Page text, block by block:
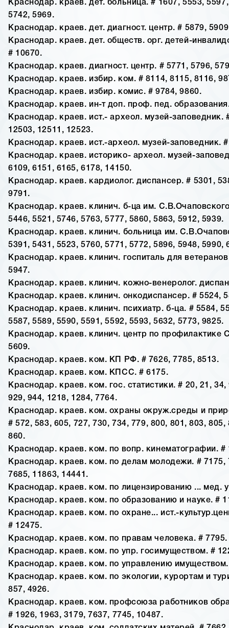
Краснодар. краев. дет. больница. # 1607, 5553,
5742, 5969.
Краснодар. краев. дет. диагност. центр. # 5879,
Краснодар. краев. дет. обществ. орг. детей-
# 10670.
Краснодар. краев. диагност. центр. # 5771, 5796,
Краснодар. краев. избир. ком. # 8114, 8115, 8116,
Краснодар. краев. избир. комис. # 9784, 9860.
Краснодар. краев. ин-т доп. проф. пед.
Краснодар. краев. ист.- археол. музей-заповедник.
12503, 12511, 12523.
Краснодар. краев. ист.-археол. музей-заповедник.
Краснодар. краев. историко- археол. музей-
6109, 6151, 6165, 6178, 14150.
Краснодар. краев. кардиолог. диспансер. # 5301,
9791.
Краснодар. краев. клинич. б-ца им.
5446, 5521, 5746, 5763, 5777, 5860, 5863, 5912, 5939.
Краснодар. краев. клинич. больница им.
5391, 5431, 5523, 5760, 5771, 5772, 5896, 5948, 5990,
Краснодар. краев. клинич. госпиталь для
5947.
Краснодар. краев. клинич. кожно-венеролог.
Краснодар. краев. клинич. онкодиспансер. # 5524,
Краснодар. краев. клинич. психиатр. б-ца. # 5584,
5587, 5589, 5590, 5591, 5592, 5593, 5632, 5773, 9825.
Краснодар. краев. клинич. центр по профилактике
5609.
Краснодар. краев. ком. КП РФ. # 7626, 7785, 8513.
Краснодар. краев. ком. КПСС. # 6175.
Краснодар. краев. ком. гос. статистики. # 20, 21, 34,
929, 944, 1218, 1284, 7764.
Краснодар. краев. ком. охраны окруж.среды и
# 572, 583, 605, 727, 730, 734, 779, 800, 801, 803, 805,
860.
Краснодар. краев. ком. по вопр. кинематографии. #
Краснодар. краев. ком. по делам молодежи. # 7175,
7685, 11863, 14441.
Краснодар. краев. ком. по лицензированию ... мед.
Краснодар. краев. ком. по образованию и науке. #
Краснодар. краев. ком. по охране... ист.-
# 12475.
Краснодар. краев. ком. по правам человека. # 7795.
Краснодар. краев. ком. по упр. госимуществом. #
Краснодар. краев. ком. по управлению
Краснодар. краев. ком. по экологии, курортам и
857, 4926.
Краснодар. краев. ком. профсоюза работников
# 1926, 1963, 3179, 7637, 7745, 10487.